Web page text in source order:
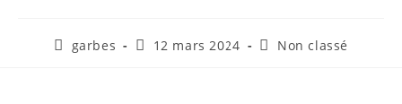
Auteur/autrice
garbes
Publication
12 mars 2024
PostNon classé